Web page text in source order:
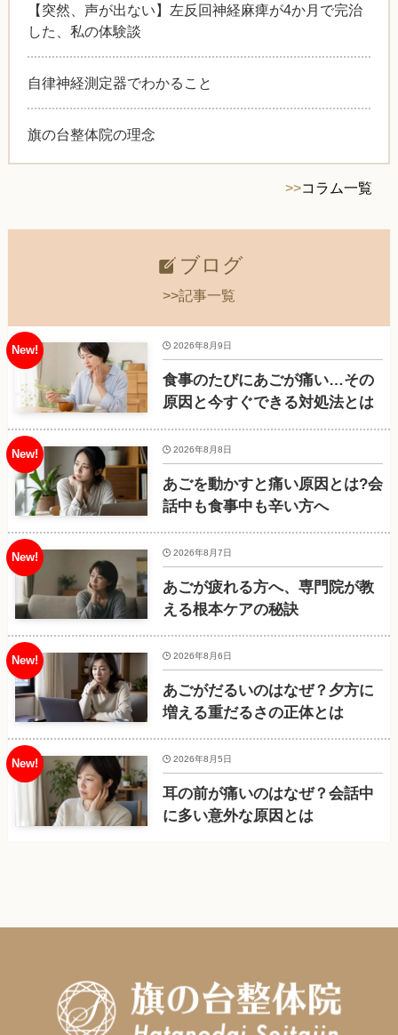
【突然、声が出ない】左反回神経麻痺が4か月で完治
した、私の体験談
自律神経測定器でわかること
旗の台整体院の理念
>>コラム一覧
ブログ
>>記事一覧
食事のたびにあごが痛い…その
原因と今すぐできる対処法とは
2026年8月9日
あごを動かすと痛い原因とは?会
話中も食事中も辛い方へ
2026年8月8日
あごが疲れる方へ、専門院が教
える根本ケアの秘訣
2026年8月7日
あごがだるいのはなぜ？夕方に
増える重だるさの正体とは
2026年8月6日
耳の前が痛いのはなぜ？会話中
に多い意外な原因とは
2026年8月5日